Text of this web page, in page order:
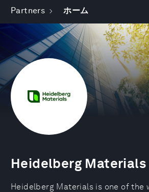
Partners ホーム
Heidelberg Materials
Heidelberg Materials is one of the